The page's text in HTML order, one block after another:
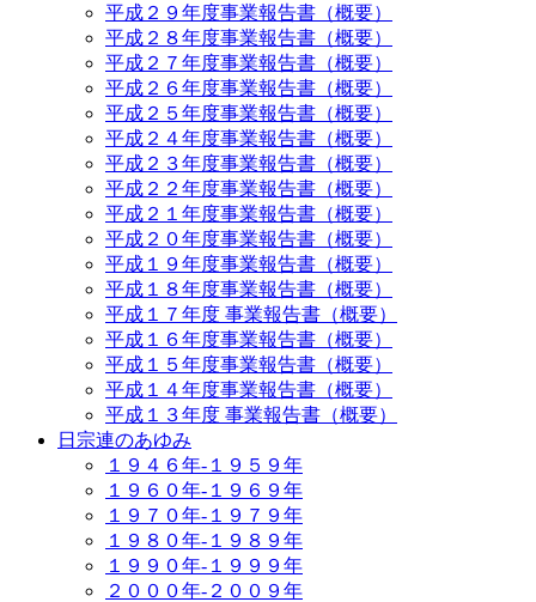
平成２９年度事業報告書（概要）
平成２８年度事業報告書（概要）
平成２７年度事業報告書（概要）
平成２６年度事業報告書（概要）
平成２５年度事業報告書（概要）
平成２４年度事業報告書（概要）
平成２３年度事業報告書（概要）
平成２２年度事業報告書（概要）
平成２１年度事業報告書（概要）
平成２０年度事業報告書（概要）
平成１９年度事業報告書（概要）
平成１８年度事業報告書（概要）
平成１７年度 事業報告書（概要）
平成１６年度事業報告書（概要）
平成１５年度事業報告書（概要）
平成１４年度事業報告書（概要）
平成１３年度 事業報告書（概要）
日宗連のあゆみ
１９４６年-１９５９年
１９６０年-１９６９年
１９７０年-１９７９年
１９８０年-１９８９年
１９９０年-１９９９年
２０００年-２００９年